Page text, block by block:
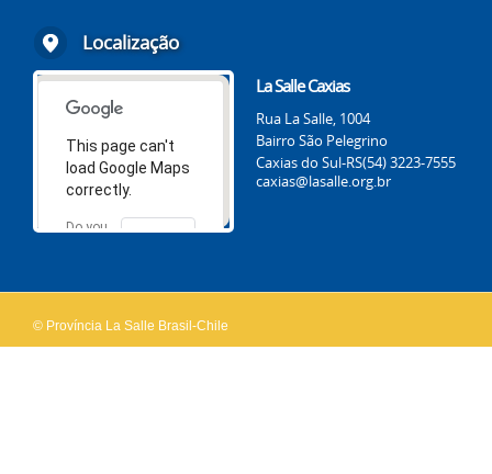
Localização
This page can't
load Google Maps
correctly.
Do you
OK
La Salle Caxias
Rua La Salle, 1004
Bairro São Pelegrino
Caxias do Sul-RS(54) 3223-7555
caxias@lasalle.org.br
© Província La Salle Brasil-Chile